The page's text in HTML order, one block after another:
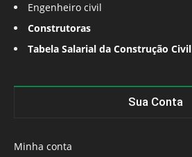
Engenheiro civil
Construtoras
Tabela Salarial da Construção Civil
Sua Conta
Minha conta